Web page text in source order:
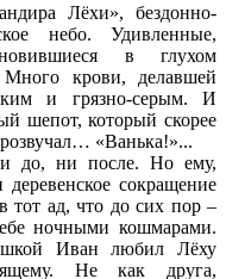
Лёхи», бездонно-
небо. Удивленные,
в глухом
крови, делавшей
и грязно-серым. И
шепот, который скорее
«Ванька!»...
до, ни после. Но ему,
сокращение
тот ад, что до сих пор –
ночными кошмарами.
Иван любил Лёху
Не как друга,